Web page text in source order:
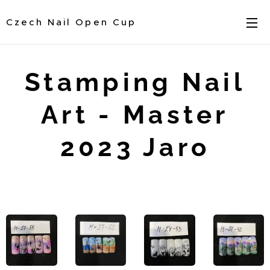
Czech Nail Open Cup
Stamping Nail
Art - Master
2023 Jaro